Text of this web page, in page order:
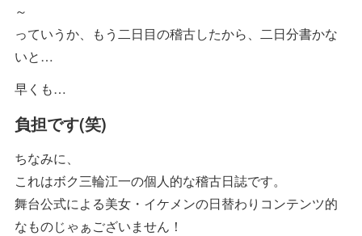
～
っていうか、もう二日目の稽古したから、二日分書かな
いと…
早くも…
負担です(笑)
ちなみに、
これはボク三輪江一の個人的な稽古日誌です。
舞台公式による美女・イケメンの日替わりコンテンツ的
なものじゃぁございません！